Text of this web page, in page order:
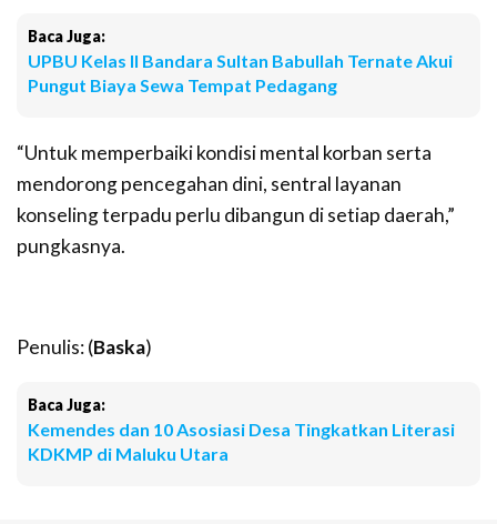
Baca Juga:
UPBU Kelas II Bandara Sultan Babullah Ternate Akui
Pungut Biaya Sewa Tempat Pedagang
“Untuk memperbaiki kondisi mental korban serta
mendorong pencegahan dini, sentral layanan
konseling terpadu perlu dibangun di setiap daerah,”
pungkasnya.
Penulis: (Baska)
Baca Juga:
Kemendes dan 10 Asosiasi Desa Tingkatkan Literasi
KDKMP di Maluku Utara